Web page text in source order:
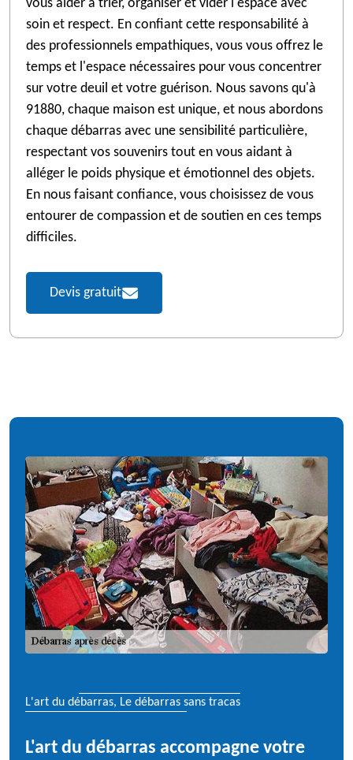
vous aider à trier, organiser et vider l'espace avec
soin et respect. En confiant cette responsabilité à
des professionnels empathiques, vous vous offrez le
temps et l'espace nécessaires pour vous concentrer
sur votre deuil et votre guérison. Nous savons qu'à
91880, chaque maison est unique, et nous abordons
chaque débarras avec une sensibilité particulière,
respectant vos souvenirs tout en vous aidant à
alléger le poids physique et émotionnel des objets.
En nous faisant confiance, vous choisissez de vous
entourer de compassion et de soutien en ces temps
difficiles.
Devis gratuit
L'art du débarras, Le débarras sans tracas
L'art du débarras accompagne votre